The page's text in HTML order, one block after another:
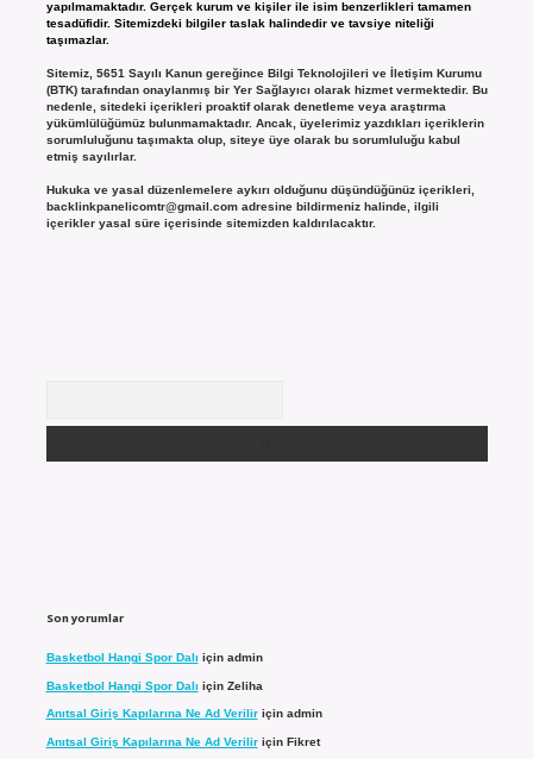
yapılmamaktadır. Gerçek kurum ve kişiler ile isim benzerlikleri tamamen
tesadüfidir. Sitemizdeki bilgiler taslak halindedir ve tavsiye niteliği
taşımazlar.
Sitemiz, 5651 Sayılı Kanun gereğince Bilgi Teknolojileri ve İletişim Kurumu
(BTK) tarafından onaylanmış bir Yer Sağlayıcı olarak hizmet vermektedir. Bu
nedenle, sitedeki içerikleri proaktif olarak denetleme veya araştırma
yükümlülüğümüz bulunmamaktadır. Ancak, üyelerimiz yazdıkları içeriklerin
sorumluluğunu taşımakta olup, siteye üye olarak bu sorumluluğu kabul
etmiş sayılırlar.
Hukuka ve yasal düzenlemelere aykırı olduğunu düşündüğünüz içerikleri,
backlinkpanelicomtr@gmail.comadresine bildirmeniz halinde, ilgili
içerikler yasal süre içerisinde sitemizden kaldırılacaktır.
Son yorumlar
Basketbol Hangi Spor Dalı için admin
Basketbol Hangi Spor Dalı için Zeliha
Anıtsal Giriş Kapılarına Ne Ad Veriliriçin admin
Anıtsal Giriş Kapılarına Ne Ad Veriliriçin Fikret